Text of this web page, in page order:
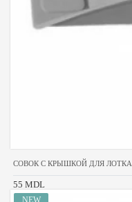
СОВОК С КРЫШКОЙ ДЛЯ ЛОТКА
55 MDL